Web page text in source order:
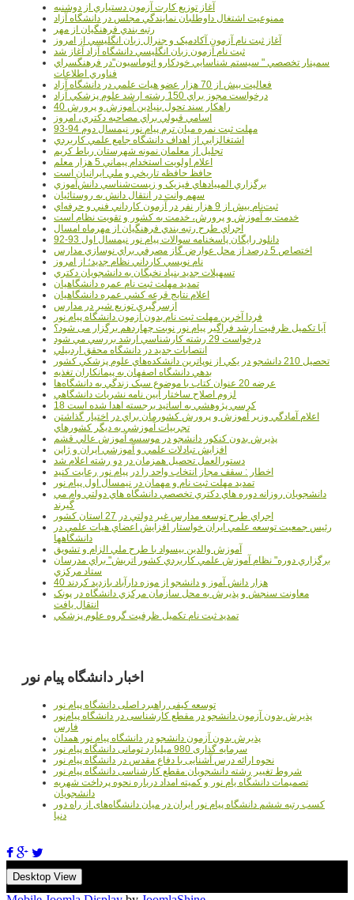
آغاز توزيع کارت آزمون دستياري از دوشنبه
ممنوعيت اشتغال داوطلبان نمايندگي مجلس در دانشگاه آزاد
رتبه بندي فرهنگيان از مهر
آغاز ثبت نام آزمون آکادميک و جنرال زبان انگليسي از امروز
ثبت نام آزمون زبان انگليسي دانشگاه آزاد آغاز شد
سمينار تخصصي " سيستم شناسايي خودکارو اتوماسيون"در فرهنگسراي
فناوري اطلاعات
فعاليت بيش از 70 هزار عضو هيات علمي در دانشگاه آزاد
درخواست مجوز براي 150 رشته ارشد علوم پزشکي آزاد
40 راهکار سند تحول بنيادين آموزش و پرورش
اسامي قبولي براي مصاحبه دکتري، امروز
مهلت ثبت نمره میان ترم پیام نور نیمسال دوم 94-93
اشتغالزايي از اهداف دانشگاه جامع علمي کاربردي
تجليل از معلمان نمونه شهرستان رباط کريم
اعلام اولويت استخدام پيماني 5 هزار معلم
حافظ حافظه تاريخي و ملي ايرانيان است
برگزاري المپيادهاي فيزيک و زيست‌شناسي دانش‌آموزي
سهم وانت در انتقال دانش به روستائيان
ثبت‌نام بيش از 9 هزار نفر در آزمون کارداني فني و حرفه‌اي
خدمت به آموزش و پرورش، خدمت به کشور و تقويت نظام است
اجراي طرح رتبه بندي فرهنگيان از مهرماه امسال
دانلود رایگان پاسخنامه سوالات پیام نور نیمسال اول 93-92
اختصاص 5 درصد از محل عوارض گاز مصرفي براي نوسازي مدارس
نام نويسي کارداني نظام جديد؛ از امروز
تسهيلات جديد بنياد نخبگان به دانشجويان دکتري
تمديد مهلت ثبت نام عمره دانشگاهيان
اعلام نتايج قرعه کشي عمره دانشگاهيان
ازسرگيري توزيع شير در مدارس
فردا آخرین مهلت ثبت نام بدون آزمون دانشگاه پیام نور
آیا تکمیل ظرفیت ارشد فراگیر پیام نور نوبت چهاردهم برگزار می شود؟
درخواست 29 رشته کارشناسي ارشد بررسي مي شود
انتصابات جديد در دانشگاه محقق اردبيلي
تحصيل 210 دانشجو در يکي از نوپاترين دانشکده‌هاي علوم پزشکي کشور
بدهي دانشگاه اصفهان به پيمانکاران تغذيه
عرضه 20 عنوان کتاب با موضوع سبک زندگي به دانشگاه‌ها
لزوم اصلاح ساختار آيين نامه نشريات دانشگاهي
18 کرسي پژوهشي به اساتيد برجسته اهدا شده است
اعلام آمادگي وزير آموزش و پرورش کشورمان براي در اختيار گذاشتن
تجربيات آموزشي به ديگر کشورهاي
پذيرش بدون کنکور دانشجو در موسسه آموزش عالي قشم
افزايش تبادلات علمي و آموزشي ايران و ژاپن
دستورالعمل تحصیل همزمان در دو رشته اعلام شد
اخطار : سقف مجاز انتخاب واحد را در پیام نور رعایت کنید
تمدید مهلت ثبت نام و مهمان در نیمسال اول پیام نور
دانشجويان روزانه دوره هاي دكتري تخصصي دانشگاه هاي دولتي وام مي
گيرند
اجراي طرح توسعه مدارس غير دولتي در 27 استان کشور
رئيس جمعيت توسعه علمي ايران خواستار افزايش اعضاي هيات علمي در
دانشگاهها
آموزش والدين بيسواد با طرح ملي الزام و تشويق
برگزاري دوره" نظام آموزش علمي كاربردي كشور اتريش" براي مدرسان
ستاد مرکزي
40 هزار دانش آموز و دانشجو از موزه دارآباد بازديد کردند
معاونت سنجش و پذيرش به محل سازمان مرکزي دانشگاه در پونک
انتقال يافت
تمديد ثبت نام تکميل ظرفيت گروه علوم پزشکي
اخبار دانشگاه پیام نور
توسعه کیفی راهبرد اصلی دانشگاه پیام نور
پذیرش بدون آزمون دانشجو در مقطع کارشناسی در دانشگاه پیام‌نور
فارس
پذیرش بدون آزمون دانشجو در دانشگاه پیام نور همدان
سرمایه گذاری 980 میلیارد تومانی دانشگاه پیام نور
نحوه ارائه درس آشنایی با دفاع مقدس در دانشگاه پیام نور
شروط تغییر رشته دانشجویان مقطع کارشناسی دانشگاه پیام نور
تصمیمات دانشگاه یام نور و کمیته امداد درباره نحوه پرداخت شهریه
دانشجویان
کسب رتبه ششم دانشگاه پیام نور ایران در میان دانشگاه‌های از راه دور
دنیا
Desktop View